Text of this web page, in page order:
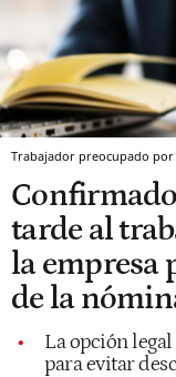
Trabajador preocupado
tarde al
la empresa
de la
La opción
para evitar